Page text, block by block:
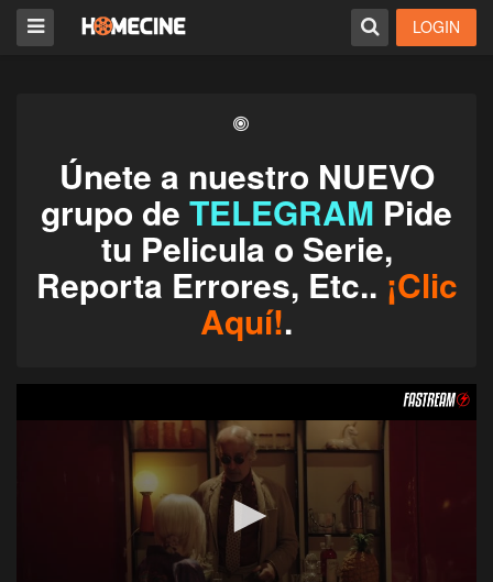
LOGIN
Únete a nuestro NUEVO
grupo de TELEGRAM Pide
tu Pelicula o Serie,
Reporta Errores, Etc.. ¡Clic
Aquí!.